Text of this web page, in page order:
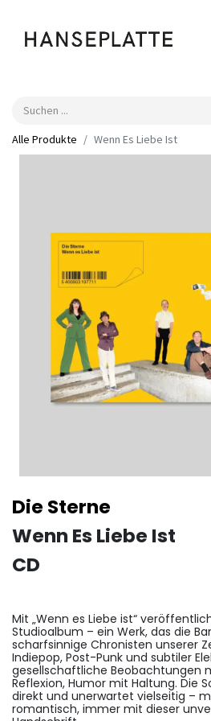
Alle Produkte Wenn Es Liebe Ist
Die Sterne
Wenn Es Liebe Ist
CD
Mit „Wenn es Liebe ist“
Studioalbum – ein Werk, das die
scharfsinnige Chronisten unserer
Indiepop, Post-Punk und subtiler
gesellschaftliche Beobachtungen
Reflexion, Humor mit Haltung. Die
direkt und unerwartet vielseitig –
romantisch, immer mit dieser